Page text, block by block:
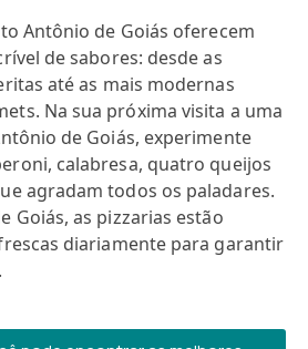
Antônio de Goiás oferecem
de sabores: desde as
até as mais modernas
Na sua próxima visita a uma
de Goiás, experimente
calabresa, quatro queijos
agradam todos os paladares.
Goiás, as pizzarias estão
diariamente para garantir